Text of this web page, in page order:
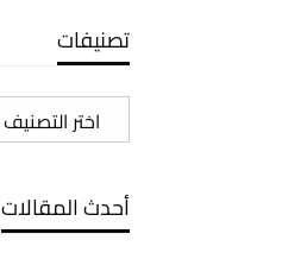
تصنيفات
تصنيفات
أحدث المقالات